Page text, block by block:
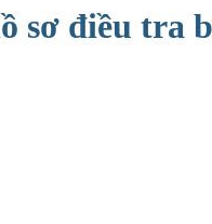
sơ điều tra